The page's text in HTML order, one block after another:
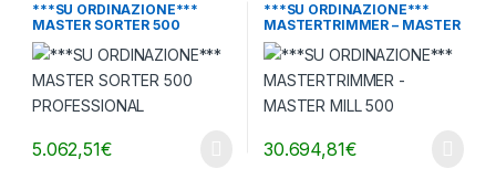
***SU ORDINAZIONE***
MASTER SORTER 500
PROFESSIONAL
5.062,51€
***SU ORDINAZIONE***
MASTERTRIMMER – MASTER
MILL 500
30.694,81€